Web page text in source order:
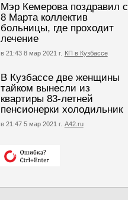
Мэр Кемерова поздравил с
8 Марта коллектив
больницы, где проходит
лечение
в 21:43 8 мар 2021 г. КП в Кузбассе
В Кузбассе две женщины
тайком вынесли из
квартиры 83-летней
пенсионерки холодильник
в 21:47 5 мар 2021 г. А42.ru